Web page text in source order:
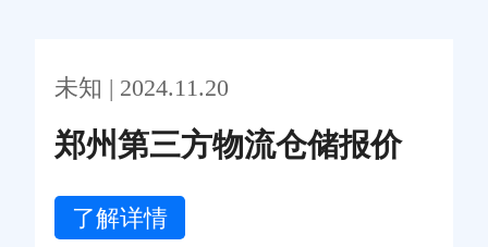
未知 | 2024.11.20
郑州第三方物流仓储报价
了解详情